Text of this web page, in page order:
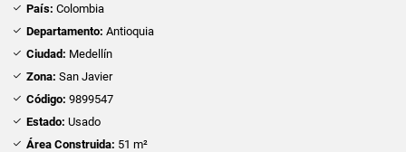
País: Colombia
Departamento: Antioquia
Ciudad: Medellín
Zona: San Javier
Código: 9899547
Estado: Usado
Área Construida: 51 m²